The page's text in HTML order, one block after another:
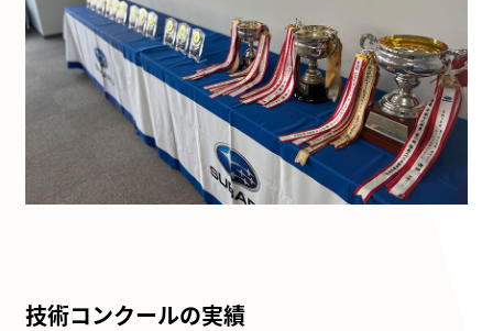
技術コンクールの実績